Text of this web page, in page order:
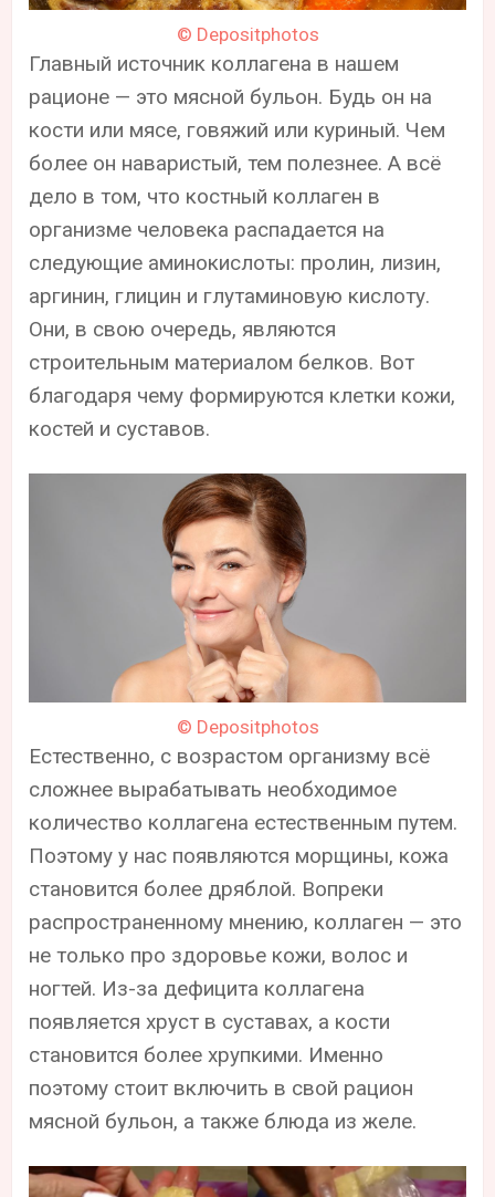
© Depositphotos
Главный источник коллагена в нашем
рационе — это мясной бульон. Будь он на
кости или мясе, говяжий или куриный. Чем
более он наваристый, тем полезнее. А всё
дело в том, что костный коллаген в
организме человека распадается на
следующие аминокислоты: пролин, лизин,
аргинин, глицин и глутаминовую кислоту.
Они, в свою очередь, являются
строительным материалом белков. Вот
благодаря чему формируются клетки кожи,
костей и суставов.
© Depositphotos
Естественно, с возрастом организму всё
сложнее вырабатывать необходимое
количество коллагена естественным путем.
Поэтому у нас появляются морщины, кожа
становится более дряблой. Вопреки
распространенному мнению, коллаген — это
не только про здоровье кожи, волос и
ногтей. Из-за дефицита коллагена
появляется хруст в суставах, а кости
становится более хрупкими. Именно
поэтому стоит включить в свой рацион
мясной бульон, а также блюда из желе.